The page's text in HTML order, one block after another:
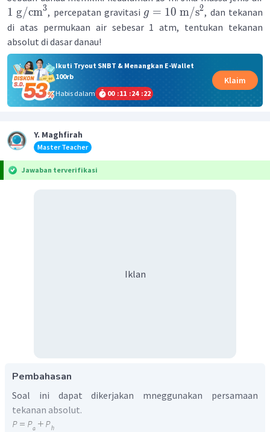
1 g/cm3, percepatan gravitasi g = 10 m/s2, dan tekanan
di atas permukaan air sebesar 1 atm, tentukan tekanan
absolut di dasar danau!
Ikuti Tryout SNBT & Menangkan E-Wallet
100rb
Habis dalam
00 :11 :24 :22
Klaim
Y. Maghfirah
Master Teacher
Jawaban terverifikasi
Iklan
Pembahasan
Soal ini dapat dikerjakan mneggunakan persamaan
tekanan absolut.